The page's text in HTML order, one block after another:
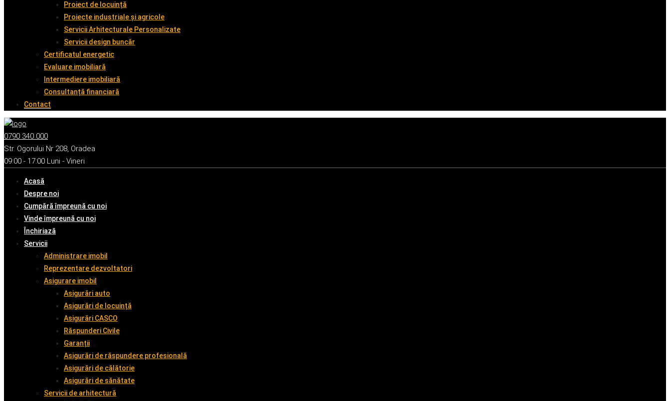
Proiect de locuință
Proiecte industriale și agricole
Servicii Arhitecturale Personalizate
Servicii design buncăr
Certificatul energetic
Evaluare imobiliară
Intermediere imobiliară
Consultanță financiară
Contact
0790 340 000
Str. Ogorului Nr 208, Oradea
09:00 - 17:00 Luni - Vineri
Acasă
Despre noi
Cumpără împreună cu noi
Vinde împreună cu noi
Închiriază
Servicii
Administrare imobil
Reprezentare dezvoltatori
Asigurare imobil
Asigurări auto
Asigurări de locuință
Asigurări CASCO
Răspunderi Civile
Garanții
Asigurări de răspundere profesională
Asigurări de călătorie
Asigurări de sănătate
Servicii de arhitectură